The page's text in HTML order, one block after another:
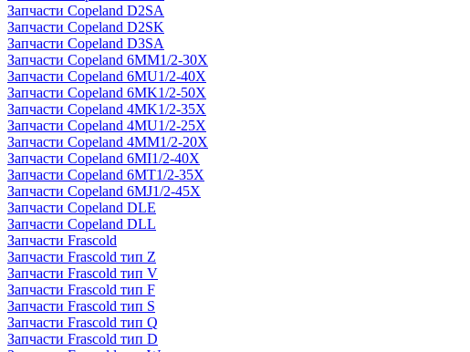
Запчасти Copeland D2SA
Запчасти Copeland D2SK
Запчасти Copeland D3SA
Запчасти Copeland 6MM1/2-30X
Запчасти Copeland 6MU1/2-40X
Запчасти Copeland 6MK1/2-50X
Запчасти Copeland 4MK1/2-35X
Запчасти Copeland 4MU1/2-25X
Запчасти Copeland 4MM1/2-20X
Запчасти Copeland 6MI1/2-40X
Запчасти Copeland 6MT1/2-35X
Запчасти Copeland 6MJ1/2-45X
Запчасти Copeland DLE
Запчасти Copeland DLL
Запчасти Frascold
Запчасти Frascold тип Z
Запчасти Frascold тип V
Запчасти Frascold тип F
Запчасти Frascold тип S
Запчасти Frascold тип Q
Запчасти Frascold тип D